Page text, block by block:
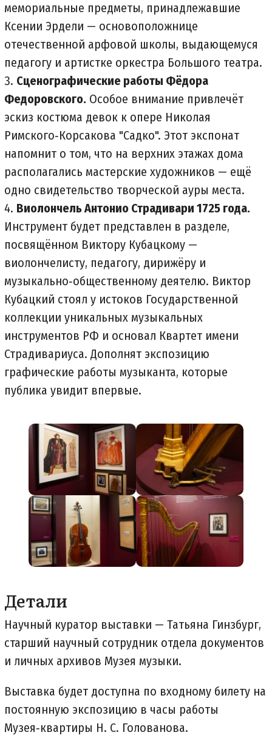
мемориальные предметы, принадлежавшие
Ксении Эрдели — основоположнице
отечественной арфовой школы, выдающемуся
педагогу и артистке оркестра Большого театра.
Сценографические работы Фёдора
Федоровского. Особое внимание привлечёт
эскиз костюма девок к опере Николая
Римского‑Корсакова "Садко". Этот экспонат
напомнит о том, что на верхних этажах дома
располагались мастерские художников — ещё
одно свидетельство творческой ауры места.
Виолончель Антонио Страдивари 1725 года.
Инструмент будет представлен в разделе,
посвящённом Виктору Кубацкому —
виолончелисту, педагогу, дирижёру и
музыкально‑общественному деятелю. Виктор
Кубацкий стоял у истоков Государственной
коллекции уникальных музыкальных
инструментов РФ и основал Квартет имени
Страдивариуса. Дополнят экспозицию
графические работы музыканта, которые
публика увидит впервые.
Детали
Научный куратор выставки — Татьяна Гинзбург,
старший научный сотрудник отдела документов
и личных архивов Музея музыки.
Выставка будет доступна по входному билету на
постоянную экспозицию в часы работы
Музея‑квартиры Н. С. Голованова.